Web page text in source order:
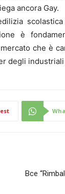
ancora Gay.
è
che è
degli
Bce